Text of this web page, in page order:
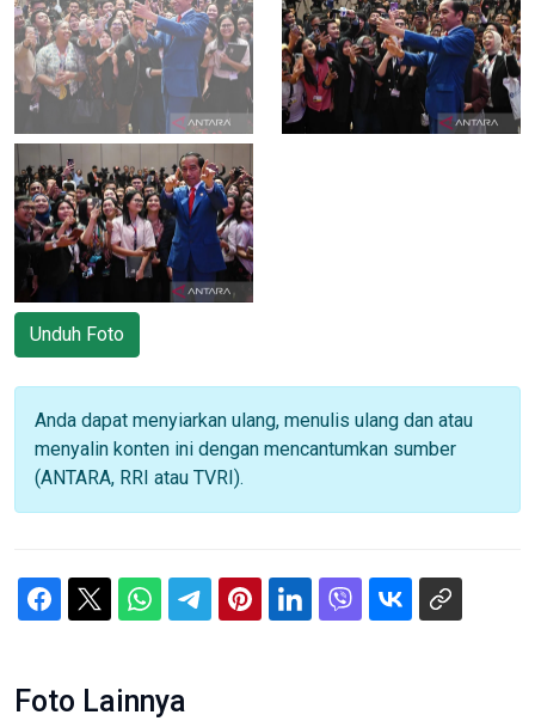
Unduh Foto
Anda dapat menyiarkan ulang, menulis ulang dan atau
menyalin konten ini dengan mencantumkan sumber
(ANTARA, RRI atau TVRI).
Foto Lainnya